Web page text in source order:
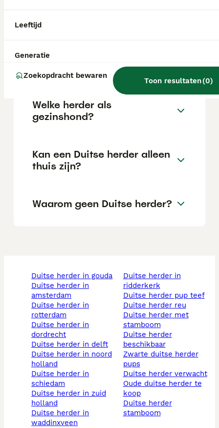
Leeftijd
Generatie
Zoekopdracht bewaren
Toon resultaten(0)
Is een Duitse Herder een
Welke herder als
gezinshond?
Kan een Duitse herder alleen
thuis zijn?
Waarom geen Duitse herder?
duitse herder in gouda
duitse herder in
amsterdam
duitse herder in
rotterdam
duitse herder in
dordrecht
duitse herder in delft
duitse herder in noord
holland
duitse herder in
schiedam
duitse herder in zuid
holland
duitse herder in
waddinxveen
duitse herder in
ridderkerk
duitse herder pup teef
duitse herder reu
duitse herder met
stamboom
duitse herder
beschikbaar
zwarte duitse herder
pups
duitse herder verwacht
oude duitse herder te
koop
duitse herder
stamboom